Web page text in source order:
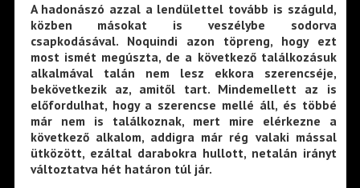
A hadonászó azzal a lendülettel tovább is száguld,
közben másokat is veszélybe sodorva
csapkodásával. Noquindi azon töpreng, hogy ezt
most ismét megúszta, de a következő találkozásuk
alkalmával talán nem lesz ekkora szerencséje,
bekövetkezik az, amitől tart. Mindemellett az is
előfordulhat, hogy a szerencse mellé áll, és többé
már nem is találkoznak, mert mire elérkezne a
következő alkalom, addigra már rég valaki mással
ütközött, ezáltal darabokra hullott, netalán irányt
változtatva hét határon túl jár.